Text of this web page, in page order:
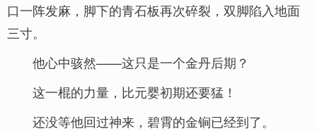
口一阵发麻，脚下的青石板再次碎裂，双脚陷入地面
三寸。
他心中骇然——这只是一个金丹后期？
这一棍的力量，比元婴初期还要猛！
还没等他回过神来，碧霄的金锏已经到了。